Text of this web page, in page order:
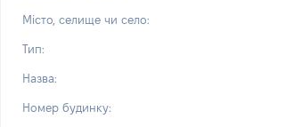
Місто, селище чи село:
Тип:
Назва:
Номер будинку: